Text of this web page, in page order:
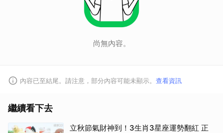
尚無內容。
內容已至結尾。請注意，部分內容可能未顯示。 查看資訊
繼續看下去
立秋節氣財神到！3生肖3星座運勢翻紅 正